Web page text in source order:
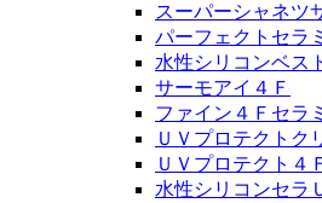
スーパーシャネツ
パーフェクトセラ
水性シリコンベス
サーモアイ４Ｆ
ファイン４Ｆセラ
ＵＶプロテクトク
ＵＶプロテクト４
水性シリコンセラ